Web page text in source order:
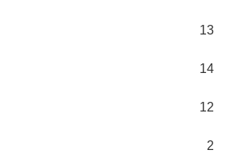
13
14
12
2